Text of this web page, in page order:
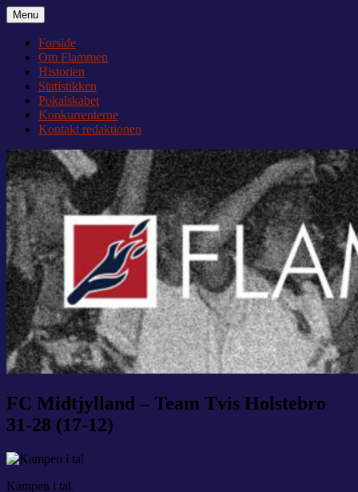
Videre
til
indhold
Flammen
Nyheder og debat om Team Tvis Holstebro
Menu
Forside
Om Flammen
Historien
Statistikken
Pokalskabet
Konkurrenterne
Kontakt redaktionen
FC Midtjylland – Team Tvis Holstebro
31-28 (17-12)
Kampen i tal.